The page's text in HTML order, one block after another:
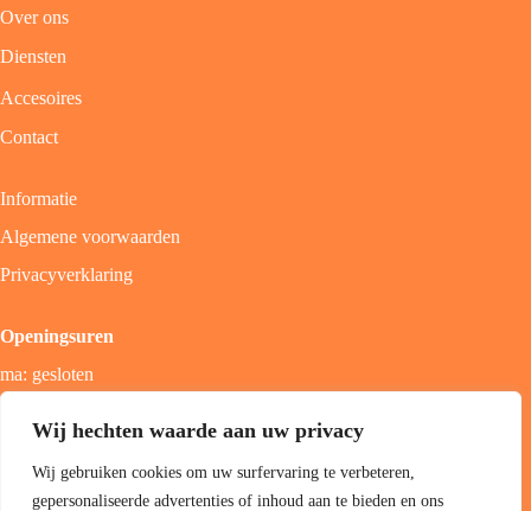
Wij hechten waarde aan uw privacy
Wij gebruiken cookies om uw surfervaring te verbeteren,
gepersonaliseerde advertenties of inhoud aan te bieden en ons
Over ons
Diensten
Accesoires
Contact
Informatie
Algemene voorwaarden
Privacyverklaring
Openingsuren
ma: gesloten
zon; gesloten